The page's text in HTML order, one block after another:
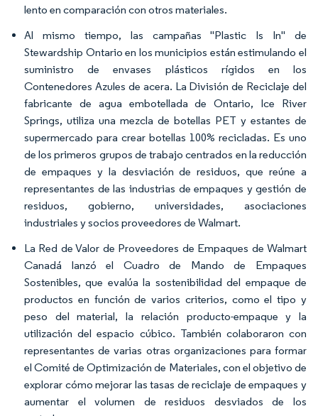
lento en comparación con otros materiales.
Al mismo tiempo, las campañas "Plastic Is In" de
Stewardship Ontario en los municipios están estimulando el
suministro de envases plásticos rígidos en los
Contenedores Azules de acera. La División de Reciclaje del
fabricante de agua embotellada de Ontario, Ice River
Springs, utiliza una mezcla de botellas PET y estantes de
supermercado para crear botellas 100% recicladas. Es uno
de los primeros grupos de trabajo centrados en la reducción
de empaques y la desviación de residuos, que reúne a
representantes de las industrias de empaques y gestión de
residuos, gobierno, universidades, asociaciones
industriales y socios proveedores de Walmart.
La Red de Valor de Proveedores de Empaques de Walmart
Canadá lanzó el Cuadro de Mando de Empaques
Sostenibles, que evalúa la sostenibilidad del empaque de
productos en función de varios criterios, como el tipo y
peso del material, la relación producto-empaque y la
utilización del espacio cúbico. También colaboraron con
representantes de varias otras organizaciones para formar
el Comité de Optimización de Materiales, con el objetivo de
explorar cómo mejorar las tasas de reciclaje de empaques y
aumentar el volumen de residuos desviados de los